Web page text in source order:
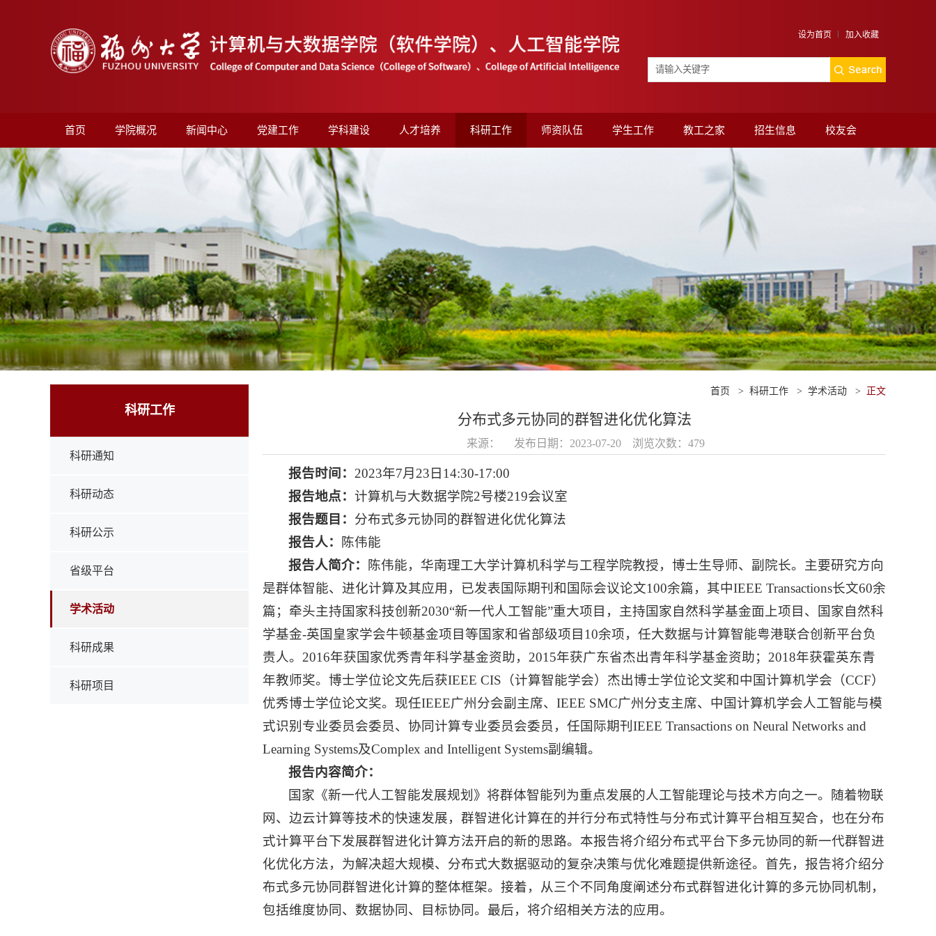
设为首页 加入收藏
首页 学院概况 新闻中心 党建工作 学科建设 人才培养 科研工作 师资队伍 学生工作 教工之家 招生信息 校友会
科研工作
科研通知
科研动态
科研公示
省级平台
学术活动
科研成果
科研项目
首页 > 科研工作 > 学术活动 > 正文
分布式多元协同的群智进化优化算法
来源： 发布日期：2023-07-20 浏览次数： 479
报告时间： 2023年7月23日14:30-17:00
报告地点：计算机与大数据学院2号楼219会议室
报告题目： 分布式多元协同的群智进化优化算法
报告人：
陈伟能
报告人简介：
陈伟能，华南理工大学计算机科学与工程学院教授，博士生导师、副院长。主要研究方向
是群体智能、进化计算及其应用，已发表国际期刊和国际会议论文100余篇，其中IEEE Transactions长文60余
篇；牵头主持国家科技创新2030“新一代人工智能”重大项目，主持国家自然科学基金面上项目、国家自然科
学基金-英国皇家学会牛顿基金项目等国家和省部级项目10余项，任大数据与计算智能粤港联合创新平台负
责人。2016年获国家优秀青年科学基金资助，2015年获广东省杰出青年科学基金资助；2018年获霍英东青
年教师奖。博士学位论文先后获IEEE CIS（计算智能学会）杰出博士学位论文奖和中国计算机学会（CCF）
优秀博士学位论文奖。现任IEEE广州分会副主席、IEEE SMC广州分支主席、中国计算机学会人工智能与模
式识别专业委员会委员、协同计算专业委员会委员，任国际期刊IEEE Transactions on Neural Networks and
Learning Systems及Complex and Intelligent Systems副编辑。
报告内容简介：
国家《新一代人工智能发展规划》将群体智能列为重点发展的人工智能理论与技术方向之一。随着物联
网、边云计算等技术的快速发展，群智进化计算在的并行分布式特性与分布式计算平台相互契合，也在分布
式计算平台下发展群智进化计算方法开启的新的思路。本报告将介绍分布式平台下多元协同的新一代群智进
化优化方法，为解决超大规模、分布式大数据驱动的复杂决策与优化难题提供新途径。首先，报告将介绍分
布式多元协同群智进化计算的整体框架。接着，从三个不同角度阐述分布式群智进化计算的多元协同机制，
包括维度协同、数据协同、目标协同。最后，将介绍相关方法的应用。